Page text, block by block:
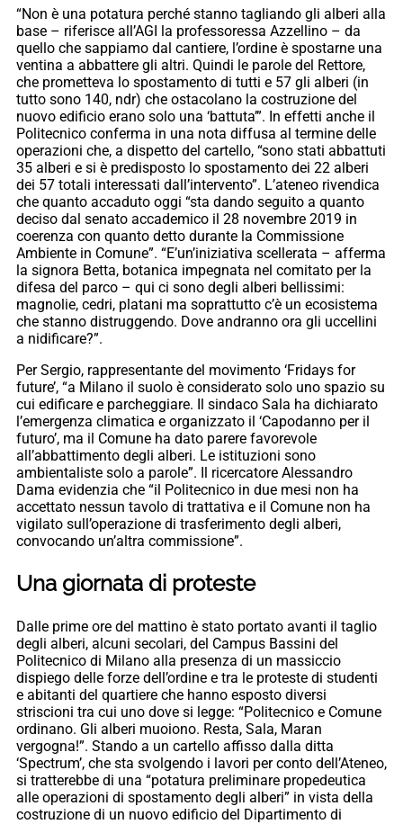
“Non è una potatura perché stanno tagliando gli alberi alla
base – riferisce all’AGI la professoressa Azzellino – da
quello che sappiamo dal cantiere, l’ordine è spostarne una
ventina a abbattere gli altri. Quindi le parole del Rettore,
che prometteva lo spostamento di tutti e 57 gli alberi (in
tutto sono 140, ndr) che ostacolano la costruzione del
nuovo edificio erano solo una ‘battuta’”. In effetti anche il
Politecnico conferma in una nota diffusa al termine delle
operazioni che, a dispetto del cartello, “sono stati abbattuti
35 alberi e si è predisposto lo spostamento dei 22 alberi
dei 57 totali interessati dall’intervento”. L’ateneo rivendica
che quanto accaduto oggi “sta dando seguito a quanto
deciso dal senato accademico il 28 novembre 2019 in
coerenza con quanto detto durante la Commissione
Ambiente in Comune”. “E’un’iniziativa scellerata – afferma
la signora Betta, botanica impegnata nel comitato per la
difesa del parco – qui ci sono degli alberi bellissimi:
magnolie, cedri, platani ma soprattutto c’è un ecosistema
che stanno distruggendo. Dove andranno ora gli uccellini
a nidificare?”.
Per Sergio, rappresentante del movimento ‘Fridays for
future’, “a Milano il suolo è considerato solo uno spazio su
cui edificare e parcheggiare. Il sindaco Sala ha dichiarato
l’emergenza climatica e organizzato il ‘Capodanno per il
futuro’, ma il Comune ha dato parere favorevole
all’abbattimento degli alberi. Le istituzioni sono
ambientaliste solo a parole”. Il ricercatore Alessandro
Dama evidenzia che “il Politecnico in due mesi non ha
accettato nessun tavolo di trattativa e il Comune non ha
vigilato sull’operazione di trasferimento degli alberi,
convocando un’altra commissione”.
Una giornata di proteste
Dalle prime ore del mattino è stato portato avanti il taglio
degli alberi, alcuni secolari, del Campus Bassini del
Politecnico di Milano alla presenza di un massiccio
dispiego delle forze dell’ordine e tra le proteste di studenti
e abitanti del quartiere che hanno esposto diversi
striscioni tra cui uno dove si legge: “Politecnico e Comune
ordinano. Gli alberi muoiono. Resta, Sala, Maran
vergogna!”. Stando a un cartello affisso dalla ditta
‘Spectrum’, che sta svolgendo i lavori per conto dell’Ateneo,
si tratterebbe di una “potatura preliminare propedeutica
alle operazioni di spostamento degli alberi” in vista della
costruzione di un nuovo edificio del Dipartimento di